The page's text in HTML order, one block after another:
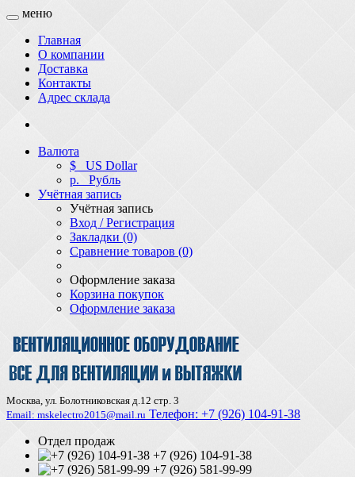
меню
Главная
О компании
Доставка
Контакты
Адрес склада
Валюта
$ US Dollar
р. Рубль
Учётная запись
Учётная запись
Вход / Регистрация
Закладки (0)
Сравнение товаров (0)
Оформление заказа
Корзина покупок
Оформление заказа
Москва, ул. Болотниковская д.12 стр. 3
Email: mskelectro2015@mail.ru Телефон: +7 (926) 104-91-З8
Отдел продаж
+7 (926) 104-91-38
+7 (926) 581-99-99